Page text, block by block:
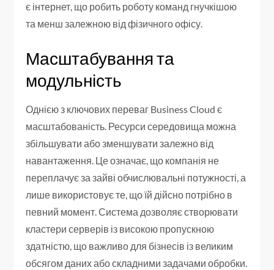
є інтернет, що робить роботу команд гнучкішою
та менш залежною від фізичного офісу.
Масштабування та
модульність
Однією з ключових переваг Business Cloud є
масштабованість. Ресурси середовища можна
збільшувати або зменшувати залежно від
навантаження. Це означає, що компанія не
переплачує за зайві обчислювальні потужності, а
лише використовує те, що їй дійсно потрібно в
певний момент. Система дозволяє створювати
кластери серверів із високою пропускною
здатністю, що важливо для бізнесів із великим
обсягом даних або складними задачами обробки.